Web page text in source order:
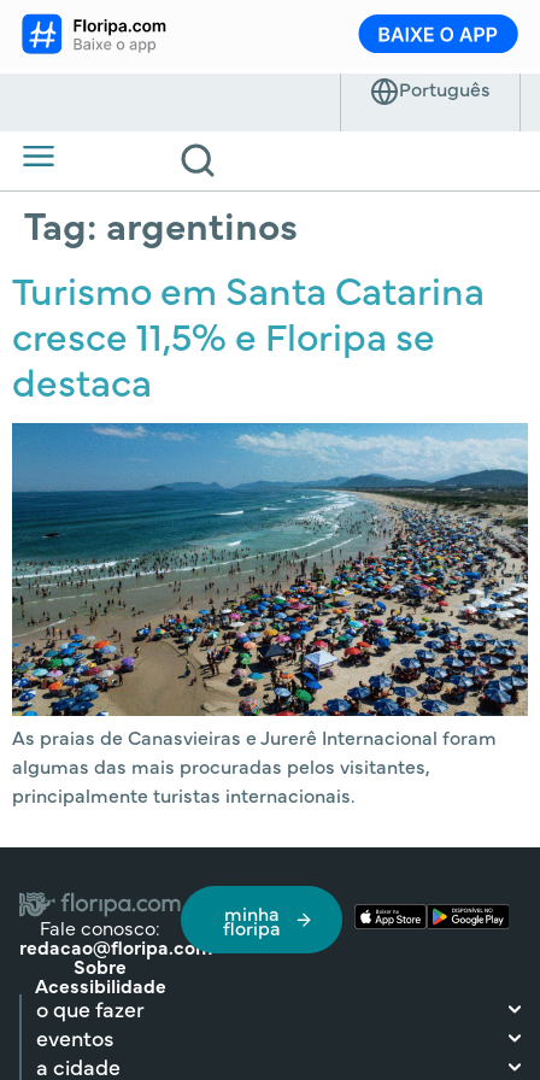
Tag: argentinos
Turismo em Santa Catarina
cresce 11,5% e Floripa se
destaca
As praias de Canasvieiras e Jurerê Internacional foram
algumas das mais procuradas pelos visitantes,
principalmente turistas internacionais.
Fale conosco:
redacao@floripa.com
Sobre
Acessibilidade
minha
floripa
o que fazer
eventos
a cidade